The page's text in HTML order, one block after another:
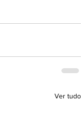
Ver tudo